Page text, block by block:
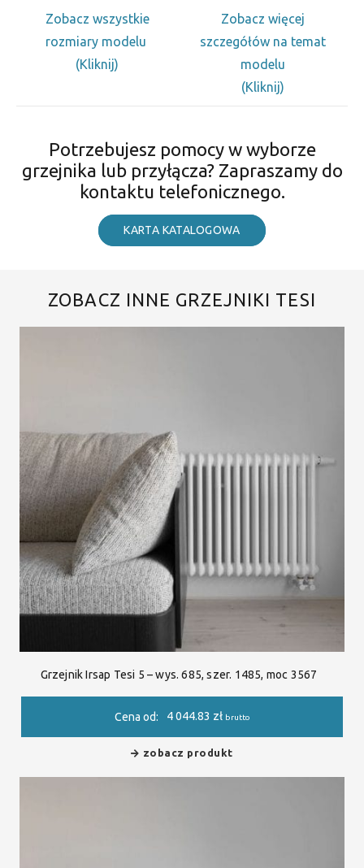
Zobacz wszystkie
rozmiary modelu
(Kliknij)
Zobacz więcej
szczegółów na temat
modelu
(Kliknij)
Potrzebujesz pomocy w wyborze
grzejnika lub przyłącza? Zapraszamy do
kontaktu telefonicznego.
KARTA KATALOGOWA
ZOBACZ INNE GRZEJNIKI TESI
Grzejnik Irsap Tesi 5 – wys. 685, szer. 1485, moc 3567
Cena od: 4 044.83 zł brutto
zobacz produkt